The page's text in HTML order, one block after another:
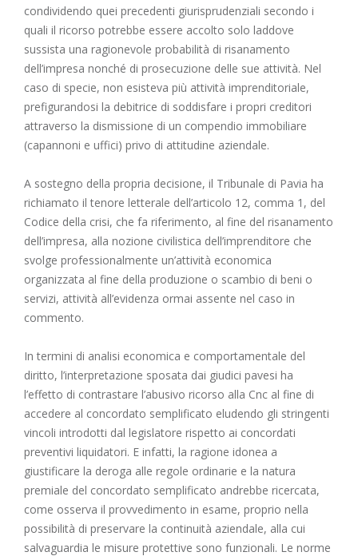
condividendo quei precedenti giurisprudenziali secondo i
quali il ricorso potrebbe essere accolto solo laddove
sussista una ragionevole probabilità di risanamento
dell’impresa nonché di prosecuzione delle sue attività. Nel
caso di specie, non esisteva più attività imprenditoriale,
prefigurandosi la debitrice di soddisfare i propri creditori
attraverso la dismissione di un compendio immobiliare
(capannoni e uffici) privo di attitudine aziendale.
A sostegno della propria decisione, il Tribunale di Pavia ha
richiamato il tenore letterale dell’articolo 12, comma 1, del
Codice della crisi, che fa riferimento, al fine del risanamento
dell’impresa, alla nozione civilistica dell’imprenditore che
svolge professionalmente un’attività economica
organizzata al fine della produzione o scambio di beni o
servizi, attività all’evidenza ormai assente nel caso in
commento.
In termini di analisi economica e comportamentale del
diritto, l’interpretazione sposata dai giudici pavesi ha
l’effetto di contrastare l’abusivo ricorso alla Cnc al fine di
accedere al concordato semplificato eludendo gli stringenti
vincoli introdotti dal legislatore rispetto ai concordati
preventivi liquidatori. E infatti, la ragione idonea a
giustificare la deroga alle regole ordinarie e la natura
premiale del concordato semplificato andrebbe ricercata,
come osserva il provvedimento in esame, proprio nella
possibilità di preservare la continuità aziendale, alla cui
salvaguardia le misure protettive sono funzionali. Le norme